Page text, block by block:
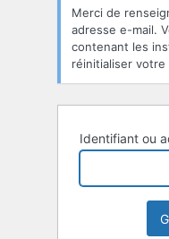
Merci de
adresse e-mail.
contenant les
réinitialiser votre
Identifiant ou